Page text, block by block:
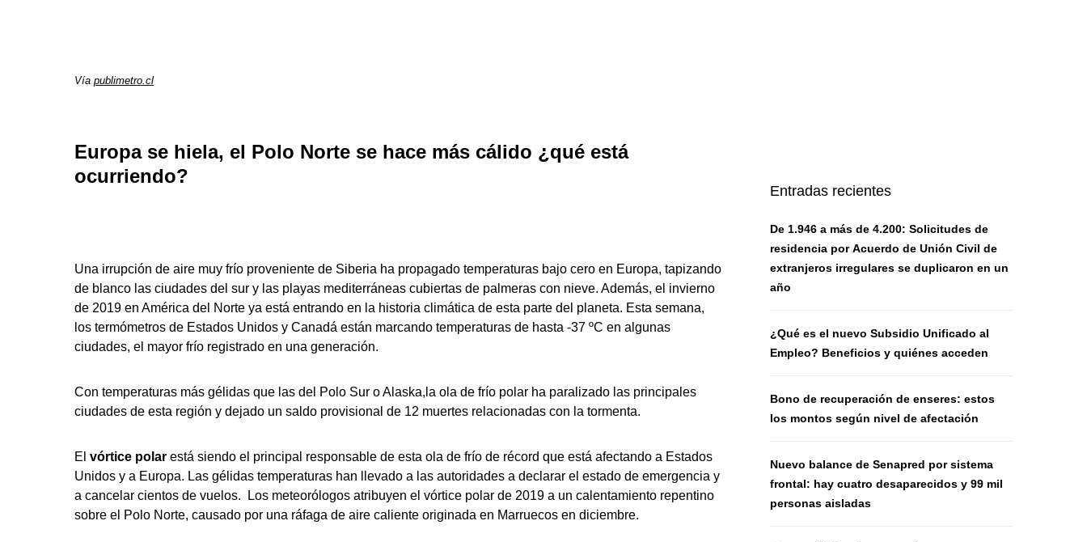
Vía publimetro.cl
Europa se hiela, el Polo Norte se hace más cálido ¿qué está
ocurriendo?
Una irrupción de aire muy frío proveniente de Siberia ha propagado temperaturas bajo cero en Europa, tapizando
de blanco las ciudades del sur y las playas mediterráneas cubiertas de palmeras con nieve. Además, el invierno
de 2019 en América del Norte ya está entrando en la historia climática de esta parte del planeta. Esta semana,
los termómetros de Estados Unidos y Canadá están marcando temperaturas de hasta -37 ºC en algunas
ciudades, el mayor frío registrado en una generación.
Con temperaturas más gélidas que las del Polo Sur o Alaska,la ola de frío polar ha paralizado las principales
ciudades de esta región y dejado un saldo provisional de 12 muertes relacionadas con la tormenta.
El vórtice polar está siendo el principal responsable de esta ola de frío de récord que está afectando a Estados
Unidos y a Europa. Las gélidas temperaturas han llevado a las autoridades a declarar el estado de emergencia y
a cancelar cientos de vuelos. Los meteorólogos atribuyen el vórtice polar de 2019 a un calentamiento repentino
sobre el Polo Norte, causado por una ráfaga de aire caliente originada en Marruecos en diciembre.
Entradas recientes
De 1.946 a más de 4.200: Solicitudes de
residencia por Acuerdo de Unión Civil de
extranjeros irregulares se duplicaron en un
año
¿Qué es el nuevo Subsidio Unificado al
Empleo? Beneficios y quiénes acceden
Bono de recuperación de enseres: estos
los montos según nivel de afectación
Nuevo balance de Senapred por sistema
frontal: hay cuatro desaparecidos y 99 mil
personas aisladas